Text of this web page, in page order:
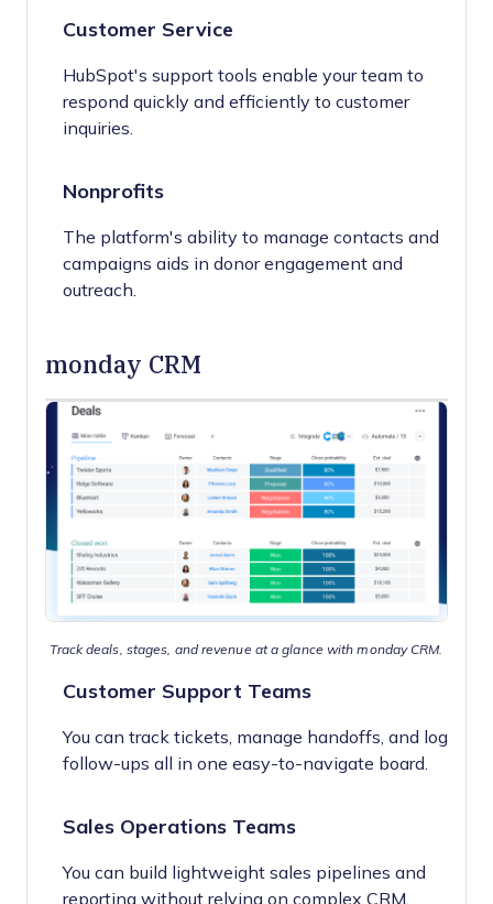
Customer Service
HubSpot's support tools enable your team to
respond quickly and efficiently to customer
inquiries.
Nonprofits
The platform's ability to manage contacts and
campaigns aids in donor engagement and
outreach.
monday CRM
Track deals, stages, and revenue at a glance with monday CRM.
Customer Support Teams
You can track tickets, manage handoffs, and log
follow-ups all in one easy-to-navigate board.
Sales Operations Teams
You can build lightweight sales pipelines and
reporting without relying on complex CRM